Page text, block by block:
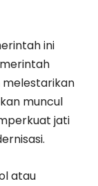
ini
muncul
jati
atau